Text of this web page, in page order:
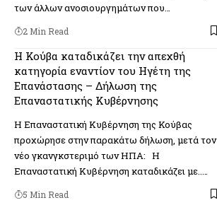
των άλλων ανοσιουργημάτων που…
2 Min Read
Η Κούβα καταδικάζει την απεχθή
κατηγορία εναντίον του Ηγέτη της
Επανάστασης – Δήλωση της
Επαναστατικής Κυβέρνησης
Η Επαναστατική Κυβέρνηση της Κούβας
προχώρησε στην παρακάτω δήλωση, μετά τον
νέο γκανγκστεριμό των ΗΠΑ: Η
Επαναστατική Κυβέρνηση καταδικάζει με..…
5 Min Read